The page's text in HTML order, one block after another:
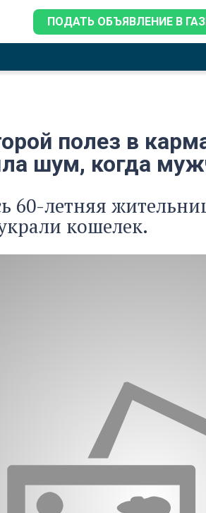
ПОДАТЬ ОБЪЯВЛЕНИЕ В
полез в
шум, когда
60-летняя
кошелек.